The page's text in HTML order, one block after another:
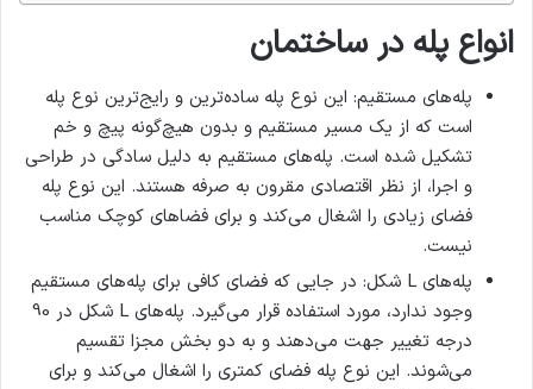
انواع پله در ساختمان
پله‌های مستقیم: این نوع پله ساده‌ترین و رایج‌ترین نوع پله
است که از یک مسیر مستقیم و بدون هیچ‌گونه پیچ و خم
تشکیل شده است. پله‌های مستقیم به دلیل سادگی در طراحی
و اجرا، از نظر اقتصادی مقرون به صرفه هستند. این نوع پله
فضای زیادی را اشغال می‌کند و برای فضاهای کوچک مناسب
نیست.
پله‌های L شکل: در جایی که فضای کافی برای پله‌های مستقیم
وجود ندارد، مورد استفاده قرار می‌گیرد. پله‌های L شکل در 90
درجه تغییر جهت می‌دهند و به دو بخش مجزا تقسیم
می‌شوند. این نوع پله فضای کمتری را اشغال می‌کند و برای